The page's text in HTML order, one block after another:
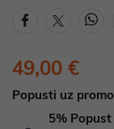
49,00 €
Popusti uz
5%